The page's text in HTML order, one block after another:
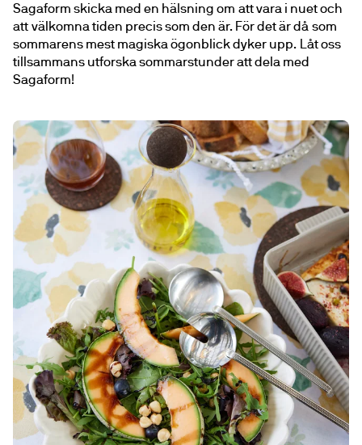
Sagaform skicka med en hälsning om att vara i nuet och
att välkomna tiden precis som den är. För det är då som
sommarens mest magiska ögonblick dyker upp. Låt oss
tillsammans utforska sommarstunder att dela med
Sagaform!